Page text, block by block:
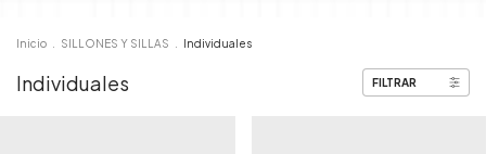
Inicio SILLONES Y SILLAS Individuales
Individuales FILTRAR